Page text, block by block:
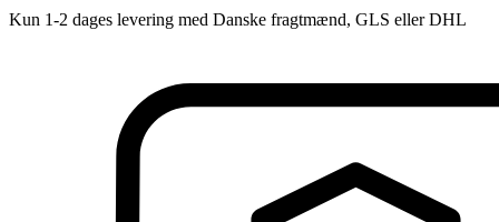
Kun 1-2 dages levering med Danske fragtmænd, GLS eller DHL